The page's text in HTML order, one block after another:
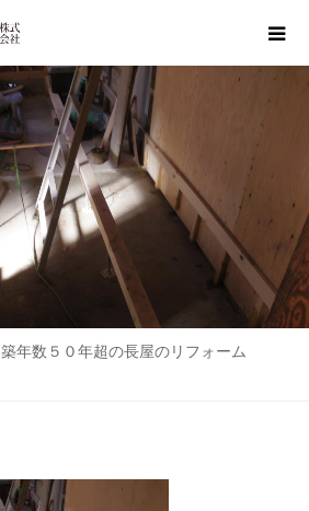
築年数５０年超の長屋のリフォーム